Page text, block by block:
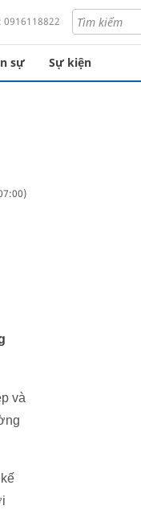
0916118822
sự Sự kiện
và